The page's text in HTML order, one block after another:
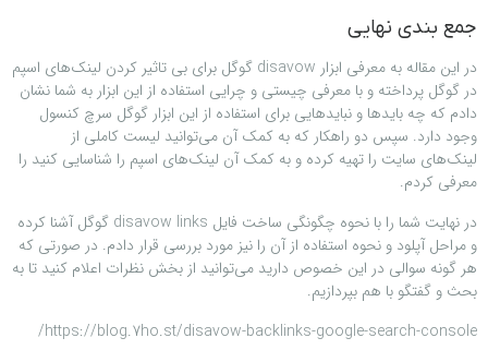
جمع بندی نهایی
در این مقاله به معرفی ابزار disavow گوگل برای بی تاثیر کردن لینک‌های اسپم
در گوگل پرداخته و با معرفی چیستی و چرایی استفاده از این ابزار به شما نشان
دادم که چه بایدها و نبایدهایی برای استفاده از این ابزار گوگل سرچ کنسول
وجود دارد. سپس دو راهکار که به کمک آن می‌توانید لیست کاملی از
لینک‌های سایت را تهیه کرده و به کمک آن لینک‌های اسپم را شناسایی کنید را
معرفی کردم.
در نهایت شما را با نحوه چگونگی ساخت فایل disavow links گوگل آشنا کرده
و مراحل آپلود و نحوه استفاده از آن را نیز مورد بررسی قرار دادم. در صورتی که
هر گونه سوالی در این خصوص دارید می‌توانید از بخش نظرات اعلام کنید تا به
بحث و گفتگو با هم بپردازیم.
https://blog.7ho.st/disavow-backlinks-google-search-console/